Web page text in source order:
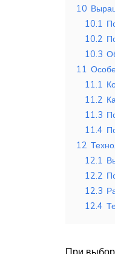
10
10.1
10.2
10.3
11
11.1
11.2
11.3
11.4
12
12.1
12.2
12.3
12.4